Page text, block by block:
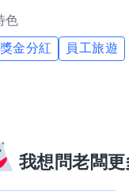
色
金分紅 員工旅遊
我想問老闆